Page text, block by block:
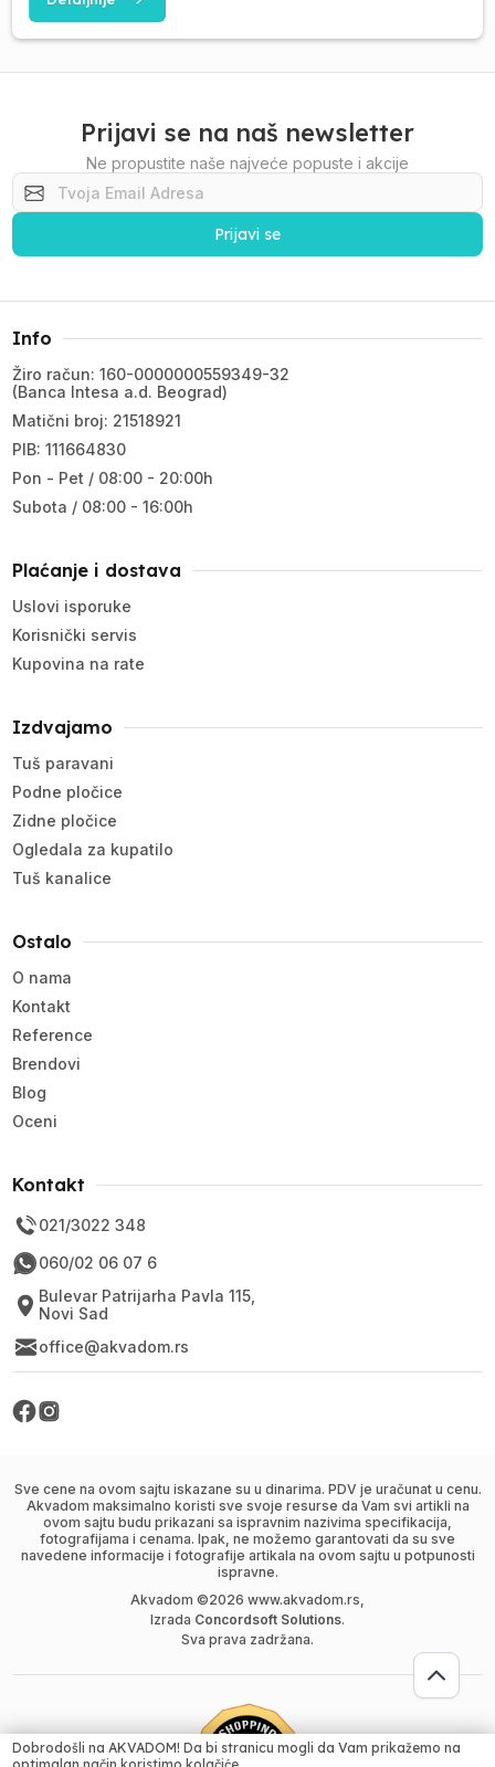
Prijavi se na naš newsletter
Ne propustite naše najveće popuste i akcije
Prijavi se
Info
Žiro račun: 160-0000000559349-32
(Banca Intesa a.d. Beograd)
Matični broj: 21518921
PIB: 111664830
Pon - Pet / 08:00 - 20:00h
Subota / 08:00 - 16:00h
Plaćanje i dostava
Uslovi isporuke
Korisnički servis
Kupovina na rate
Izdvajamo
Tuš paravani
Podne pločice
Zidne pločice
Ogledala za kupatilo
Tuš kanalice
Ostalo
O nama
Kontakt
Reference
Brendovi
Blog
Oceni
Kontakt
021/3022 348
060/02 06 07 6
Bulevar Patrijarha Pavla 115,
Novi Sad
office@akvadom.rs
Sve cene na ovom sajtu iskazane su u dinarima. PDV je uračunat u cenu.
Akvadom maksimalno koristi sve svoje resurse da Vam svi artikli na
ovom sajtu budu prikazani sa ispravnim nazivima specifikacija,
fotografijama i cenama. Ipak, ne možemo garantovati da su sve
navedene informacije i fotografije artikala na ovom sajtu u potpunosti
ispravne.
Akvadom ©2026 www.akvadom.rs,
Izrada Concordsoft Solutions.
Sva prava zadržana.
Dobrodošli na AKVADOM! Da bi stranicu mogli da Vam prikažemo na